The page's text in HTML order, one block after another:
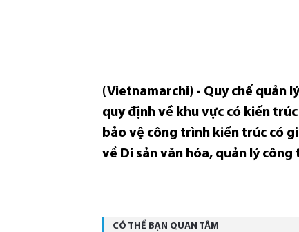
(Vietnamarchi) - Quy chế quản
quy định về khu vực có kiến
bảo vệ công trình kiến trúc có
về Di sản văn hóa, quản lý
CÓ THỂ BẠN QUAN TÂM